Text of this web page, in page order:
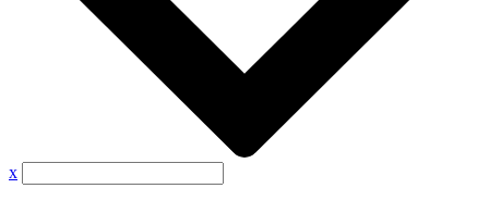
x